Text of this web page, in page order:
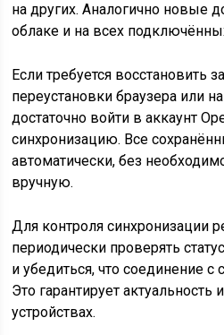
на других. Аналогично новые
облаке и на всех
Если требуется восстановить
переустановки браузера или
достаточно войти в аккаунт
синхронизацию. Все
автоматически, без
вручную.
Для контроля синхронизации
периодически проверять
и убедиться, что соединение с
Это гарантирует актуальность
устройствах.